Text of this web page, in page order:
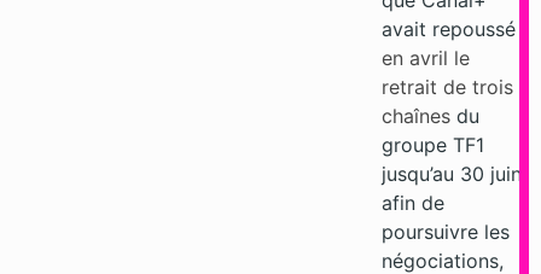
avait repoussé
en avril le
retrait de trois
chaînes du
groupe TF1
jusqu’au 30 juin
afin de
poursuivre les
négociations,